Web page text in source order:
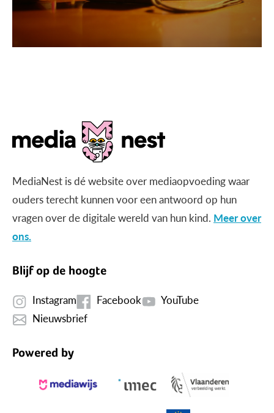
MediaNest is dé website over mediaopvoeding waar
ouders terecht kunnen voor een antwoord op hun
vragen over de digitale wereld van hun kind. Meer over
ons.
Blijf op de hoogte
Instagram Facebook
YouTube
Nieuwsbrief
Powered by